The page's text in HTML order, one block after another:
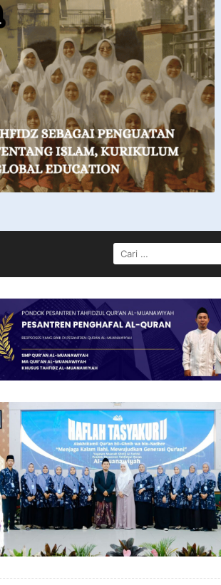
CARI
UNTUK: